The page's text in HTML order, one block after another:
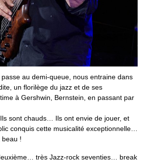
au demi-queue, nous entraine dans
un florilège du jazz et de ses
à Gershwin, Bernstein, en passant par
sont chauds… Ils ont envie de jouer, et
conquis cette musicalité exceptionnelle…
beau !
très Jazz-rock seventies… break